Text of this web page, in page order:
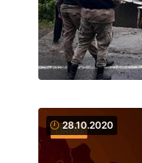
28.10.2020